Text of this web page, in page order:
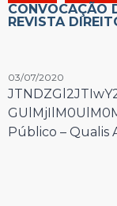
CONVOCAÇÃO
REVISTA
03/07/2020
Público – Qualis